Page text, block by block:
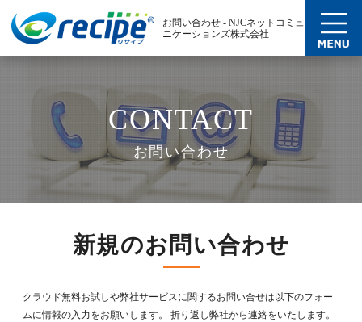
お問い合わせ - NJCネットコミュ
ニケーションズ株式会社
CONTACT
お問い合わせ
新規のお問い合わせ
クラウド無料お試しや弊社サービスに関するお問い合せは以下のフォー
ムに情報の入力をお願いします。 折り返し弊社から連絡をいたします。